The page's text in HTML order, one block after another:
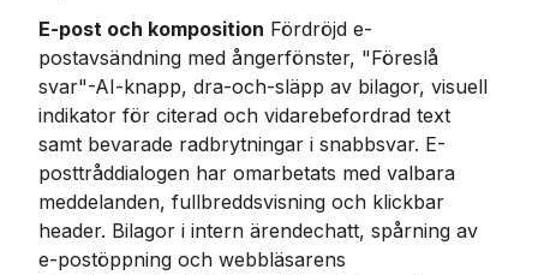
E-post och komposition Fördröjd e-
postavsändning med ångerfönster, "Föreslå
svar"-AI-knapp, dra-och-släpp av bilagor, visuell
indikator för citerad och vidarebefordrad text
samt bevarade radbrytningar i snabbsvar. E-
posttråddialogen har omarbetats med valbara
meddelanden, fullbreddsvisning och klickbar
header. Bilagor i intern ärendechatt, spårning av
e-postöppning och webbläsarens